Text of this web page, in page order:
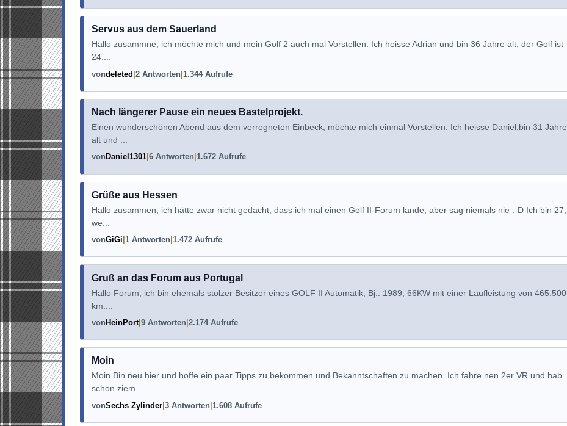
Servus aus dem Sauerland
Hallo zusammne, ich möchte mich und mein Golf 2 auch mal Vorstellen. Ich heisse Adrian und bin 36 Jahre alt, der Golf ist
24:...
vondeleted 2 Antworten 1.344 Aufrufe
Nach längerer Pause ein neues Bastelprojekt.
Einen wunderschönen Abend aus dem verregneten Einbeck, möchte mich einmal Vorstellen. Ich heisse Daniel,bin 31 Jahre
alt und ...
von Daniel1301 6 Antworten 1.672 Aufrufe
Grüße aus Hessen
Hallo zusammen, ich hätte zwar nicht gedacht, dass ich mal einen Golf II-Forum lande, aber sag niemals nie :-D Ich bin 27,
we...
vonGiGi 1 Antworten 1.472 Aufrufe
Gruß an das Forum aus Portugal
Hallo Forum, ich bin ehemals stolzer Besitzer eines GOLF II Automatik, Bj.: 1989, 66KW mit einer Laufleistung von 465.500
km....
von HeinPort 9 Antworten 2.174 Aufrufe
Moin
Moin Bin neu hier und hoffe ein paar Tipps zu bekommen und Bekanntschaften zu machen. Ich fahre nen 2er VR und hab
schon ziem...
vonSechs Zylinder 3 Antworten 1.608 Aufrufe